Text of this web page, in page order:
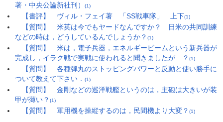
著・中央公論新社刊）
(1)
【書評】 ヴィル・フェイ著 「SS戦車隊」 上下(1)
【質問】 米英は今でもヤードなんですか？ 日米の共同訓練
などの時は，どうしているんでしょうか？ (1)
【質問】 米は，電子兵器，エネルギービームという新兵器が
完成し，イラク戦で実戦に使われると聞きましたが…？ (1)
【質問】 各種弾丸のストッピングパワーと反動と使い勝手に
ついて教えて下さい． (1)
【質問】 金剛などの巡洋戦艦というのは，主砲は大きいが装
甲が薄い？ (1)
【質問】 軍用機を操縦するのは，民間機より大変？ (1)